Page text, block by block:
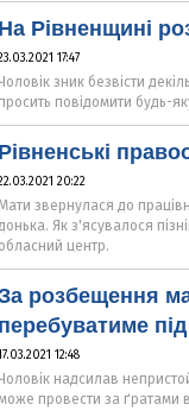
На Рівненщині
17:47
Чоловік зник безвісти
просить повідомити будь-
Рівненські
20:22
звернулася до
Як з'ясувалося
обласний центр.
розбещення
перебуватиме
12:48
Чоловік надсилав
провести за ґратами